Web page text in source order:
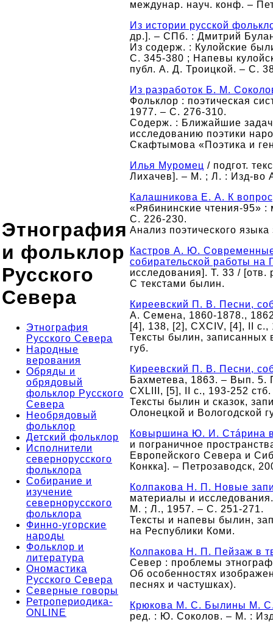
Этнография
и фольклор
Русского
Севера
Этнография
Русского Севера
Народные
верования
Обряды и
обрядовый
фольклор Русского
Севера
Необрядовый
фольклор
Детский фольклор
Исполнители
севернорусского
фольклора
Собирание и
изучение
севернорусского
фольклора
Финно-угорские
народы
Фольклор и
литература
Ономастика
Русского Севера
Северные говоры
Ретропериодика-
ONLINE
междунар. науч. конф. –
Из истории русской
др.]. – СПб. : Дмитрий
Из содерж. : Кулойские
С. 345-380 ; Напевы
публ. А. Д. Троицкой. – С.
Из разработок Б. М.
Фольклор : поэтическая
1977. – С. 276-310.
Содерж. : Ближайшие
исследованию поэтики
Скафтымова «Поэтика и
Илья Муромец / подгот.
Лихачев]. – М. ; Л. : Изд-во
Калашникова Е. А. К
«Рябининские чтения-95»
С. 226-230.
Анализ поэтического
Кастров А. Ю. Современные
собирательской работы на
исследования]. Т. 33 /
С текстами былин.
Киреевский П. В. Песни,
А. Семена, 1860-1878.,
[4], 138, [2], CXCIV, [4], II c.,
Тексты былин, записанных
губ.
Киреевский П. В. Песни,
Бахметева, 1863. – Вып. 5.
CXLIII, [5], II c., 193-252 стб.
Тексты былин и сказок,
Олонецкой и Вологодской
Ковыршина Ю. И. Стáрина в
и пограничное
Европейского Севера и
Конкка]. – Петрозаводск,
Колпакова Н. П. Новые
материалы и
М. ; Л., 1957. – С. 251-271.
Тексты и напевы былин,
на Республики Коми.
Колпакова Н. П. Пейзаж в
Север : проблемы
Об особенностях
песнях и частушках).
Крюкова М. С. Былины М.
ред. : Ю. Соколов. – М. :